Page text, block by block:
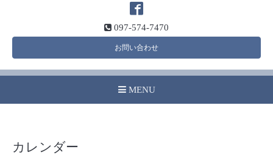
097-574-7470
お問い合わせ
MENU
カレンダー